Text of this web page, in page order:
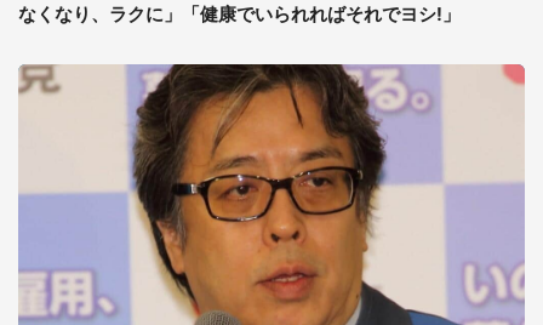
なくなり、ラクに」「健康でいられればそれでヨシ!」